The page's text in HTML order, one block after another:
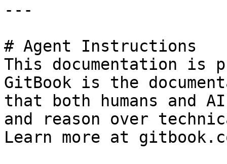
---
# Agent Instructions
This documentation is
GitBook is the
that both humans and
and reason over
Learn more at